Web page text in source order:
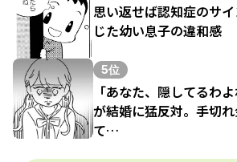
思い返せば認知症のサ
じた幼い息子の違和感
5位
「あなた、隠してるわ
が結婚に猛反対。手切
て…